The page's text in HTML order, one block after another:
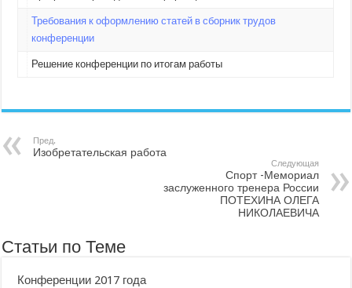
Требования к оформлению статей в сборник трудов
конференции
Решение конференции по итогам работы
Пред.
Изобретательская работа
Следующая
Спорт -Мемориал
заслуженного тренера России
ПОТЕХИНА ОЛЕГА
НИКОЛАЕВИЧА
Статьи по Теме
Конференции 2017 года